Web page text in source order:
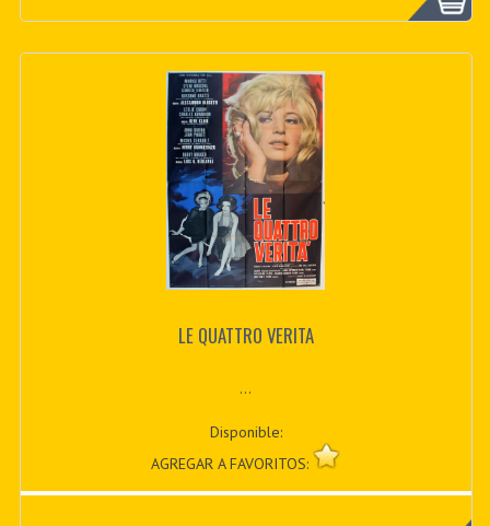
LE QUATTRO VERITA
...
Disponible:
AGREGAR A FAVORITOS: